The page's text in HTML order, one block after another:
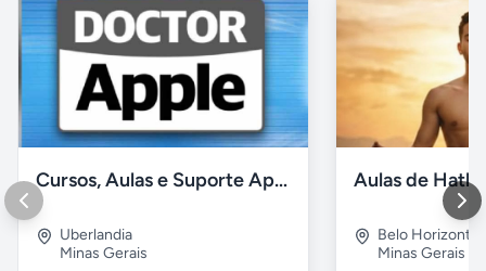
Cursos, Aulas e Suporte Apple - Básico e Avançado
Uberlandia
Minas Gerais
Belo Horizonte
Minas Gerais